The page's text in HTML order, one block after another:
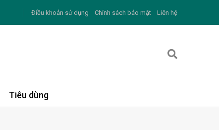
Điều khoản sử dụng Chính sách bảo mật Liên hệ
Tiêu dùng